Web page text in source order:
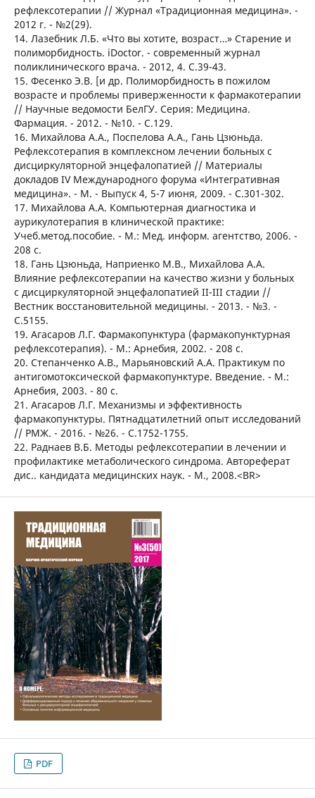
рефлексотерапии // Журнал «Традиционная медицина». -
2012 г. - №2(29).
14. Лазебник Л.Б. «Что вы хотите, возраст…» Старение и
полиморбидность. iDoctor. - современный журнал
поликлинического врача. - 2012, 4. С.39-43.
15. Фесенко Э.В. [и др. Полиморбидность в пожилом
возрасте и проблемы приверженности к фармакотерапии
// Научные ведомости БелГУ. Серия: Медицина.
Фармация. - 2012. - №10. - С.129.
16. Михайлова A.A., Поспелова А.А., Гань Цзюньда.
Рефлексотерапия в комплексном лечении больных с
дисциркуляторной энцефалопатией // Материалы
докладов IV Международного форума «Интегративная
медицина». - М. - Выпуск 4, 5-7 июня, 2009. - С.301-302.
17. Михайлова А.А. Компьютерная диагностика и
аурикулотерапия в клинической практике:
Учеб.метод.пособие. - М.: Мед. информ. агентство, 2006. -
208 с.
18. Гань Цзюньда, Наприенко М.В., Михайлова А.А.
Влияние рефлексотерапии на качество жизни у больных
с дисциркуляторной энцефалопатией II-III стадии //
Вестник восстановительной медицины. - 2013. - №3. -
С.5155.
19. Агасаров Л.Г. Фармакопунктура (фармакопунктурная
рефлексотерапия). - М.: Арнебия, 2002. - 208 с.
20. Степанченко А.В., Марьяновский А.А. Практикум по
антигомотоксической фармакопунктуре. Введение. - М.:
Арнебия, 2003. - 80 с.
21. Агасаров Л.Г. Механизмы и эффективность
фармакопунктуры. Пятнадцатилетний опыт исследований
// РМЖ. - 2016. - №26. - С.1752-1755.
22. Раднаев В.Б. Методы рефлексотерапии в лечении и
профилактике метаболического синдрома. Автореферат
дис.. кандидата медицинских наук. - М., 2008.<BR>
PDF